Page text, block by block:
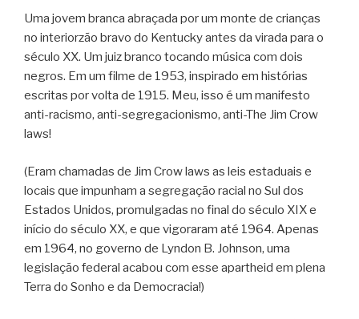
Uma jovem branca abraçada por um monte de crianças
no interiorzão bravo do Kentucky antes da virada para o
século XX. Um juiz branco tocando música com dois
negros. Em um filme de 1953, inspirado em histórias
escritas por volta de 1915. Meu, isso é um manifesto
anti-racismo, anti-segregacionismo, anti-The Jim Crow
laws!
(Eram chamadas de Jim Crow laws as leis estaduais e
locais que impunham a segregação racial no Sul dos
Estados Unidos, promulgadas no final do século XIX e
início do século XX, e que vigoraram até 1964. Apenas
em 1964, no governo de Lyndon B. Johnson, uma
legislação federal acabou com esse apartheid em plena
Terra do Sonho e da Democracia!)